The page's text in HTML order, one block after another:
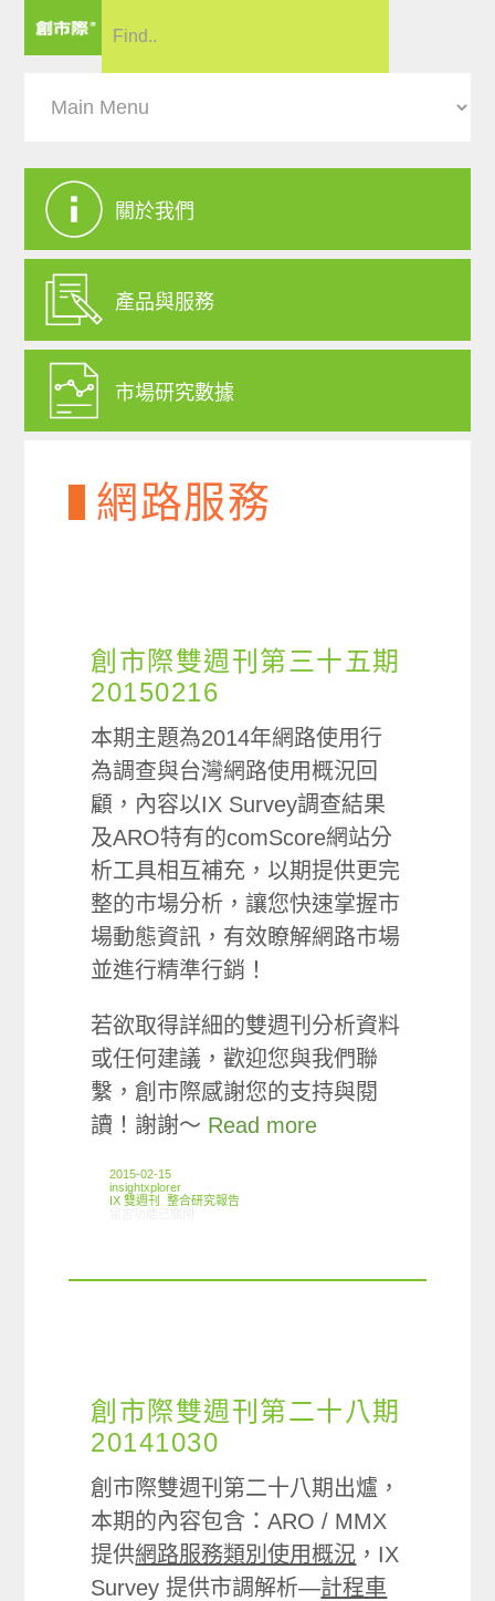
關於我們
產品與服務
市場研究數據
網路服務
創市際雙週刊第三十五期
20150216
本期主題為2014年網路使用行
為調查與台灣網路使用概況回
顧，內容以IX Survey調查結果
及ARO特有的comScore網站分
析工具相互補充，以期提供更完
整的市場分析，讓您快速掌握市
場動態資訊，有效瞭解網路市場
並進行精準行銷！
若欲取得詳細的雙週刊分析資料
或任何建議，歡迎您與我們聯
繫，創市際感謝您的支持與閱
讀！謝謝～ Read more
2015-02-15
insightxplorer
IX 雙週刊
,整合研究報告
創市際雙週刊第二十八期
20141030
創市際雙週刊第二十八期出爐，
本期的內容包含：ARO / MMX
提供網路服務類別使用概況 ，IX
Survey 提供市調解析—計程車